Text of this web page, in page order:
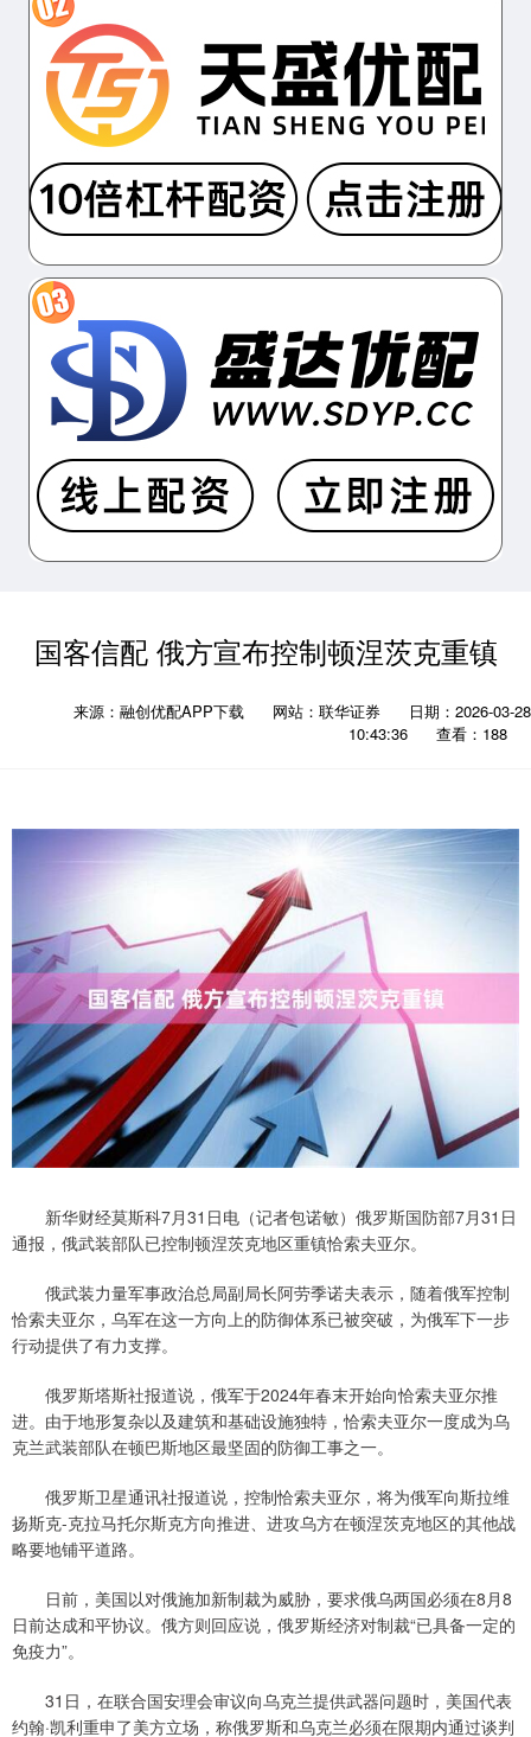
国客信配 俄方宣布控制顿涅茨克重镇
来源：融创优配APP下载 网站：联华证券
日期：2026-03-28
10:43:36
查看：188
新华财经莫斯科7月31日电（记者包诺敏）俄罗斯国防部7月31日
通报，俄武装部队已控制顿涅茨克地区重镇恰索夫亚尔。
俄武装力量军事政治总局副局长阿劳季诺夫表示，随着俄军控制
恰索夫亚尔，乌军在这一方向上的防御体系已被突破，为俄军下一步
行动提供了有力支撑。
俄罗斯塔斯社报道说，俄军于2024年春末开始向恰索夫亚尔推
进。由于地形复杂以及建筑和基础设施独特，恰索夫亚尔一度成为乌
克兰武装部队在顿巴斯地区最坚固的防御工事之一。
俄罗斯卫星通讯社报道说，控制恰索夫亚尔，将为俄军向斯拉维
扬斯克-克拉马托尔斯克方向推进、进攻乌方在顿涅茨克地区的其他战
略要地铺平道路。
日前，美国以对俄施加新制裁为威胁，要求俄乌两国必须在8月8
日前达成和平协议。俄方则回应说，俄罗斯经济对制裁“已具备一定的
免疫力”。
31日，在联合国安理会审议向乌克兰提供武器问题时，美国代表
约翰·凯利重申了美方立场，称俄罗斯和乌克兰必须在限期内通过谈判